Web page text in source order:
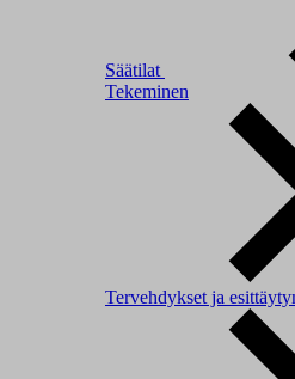
Säätilat
Tekeminen
Tervehdykset ja